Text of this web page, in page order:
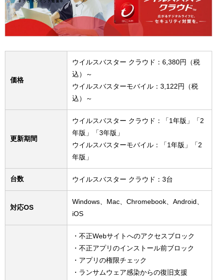
価格
ウイルスバスター クラウド：6,380円（税
込）～
ウイルスバスターモバイル：3,122円（税
込）～
更新期間
ウイルスバスター クラウド：「1年版」「2
年版」「3年版」
ウイルスバスターモバイル：「1年版」「2
年版」
台数 ウイルスバスター クラウド：3台
対応OS
Windows、Mac、Chromebook、Android、
iOS
・不正Webサイトへのアクセスブロック
・不正アプリのインストール前ブロック
・アプリの権限チェック
・ランサムウェア感染からの復旧支援